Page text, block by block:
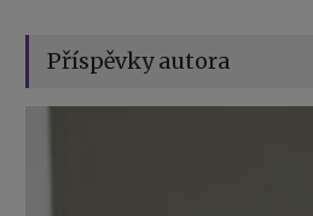
Příspěvky autora